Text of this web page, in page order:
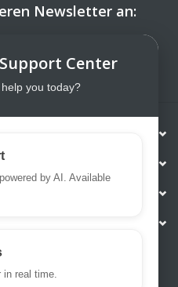
Newsletter an:
Support Center
you today?
by AI. Available
in real time.